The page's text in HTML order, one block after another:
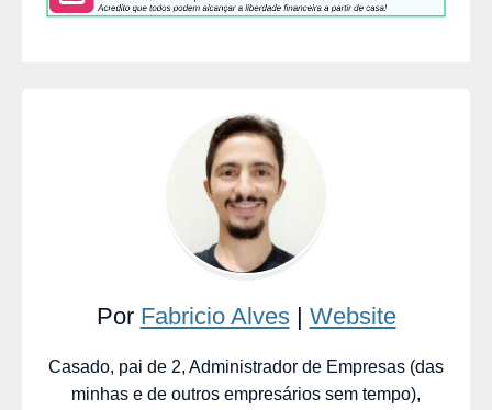
Por Fabricio Alves| Website
Casado, pai de 2, Administrador de Empresas (das
minhas e de outros empresários sem tempo),